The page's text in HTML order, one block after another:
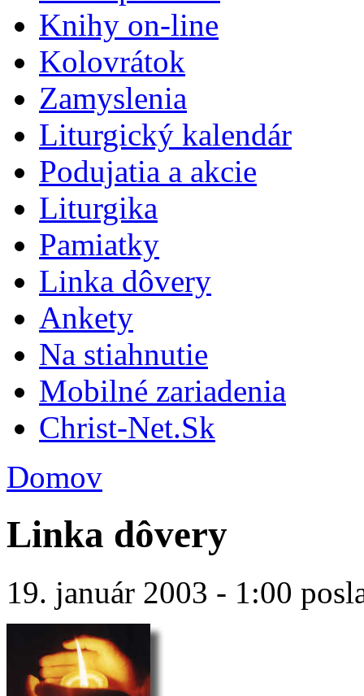
Knihy on-line
Kolovrátok
Zamyslenia
Liturgický kalendár
Podujatia a akcie
Liturgika
Pamiatky
Linka dôvery
Ankety
Na stiahnutie
Mobilné zariadenia
Christ-Net.Sk
Domov
Linka dôvery
19. január 2003 - 1:00